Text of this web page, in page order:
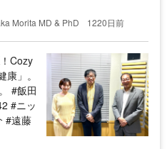
Morita MD & PhD
1220日前
Cozy
」。
#飯田
#ニッ
#遠藤